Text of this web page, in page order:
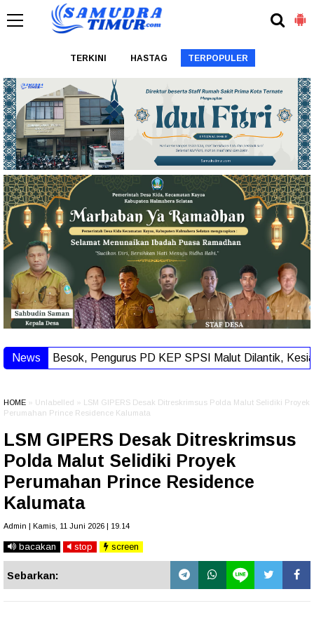
TERKINI HASTAG TERPOPULER
NewsBesok, Pengurus PD KEP SPSI Malut Dilantik,
HOME » Unlabelled » LSM GIPERS Desak Ditreskrimsus Polda Malut Selidiki Proyek
Perumahan Prince Residence Kalumata
LSM GIPERS Desak Ditreskrimsus
Polda Malut Selidiki Proyek
Perumahan Prince Residence
Kalumata
Admin | Kamis, 11 Juni 2026 | 19.14
bacakan stop screen
Sebarkan: